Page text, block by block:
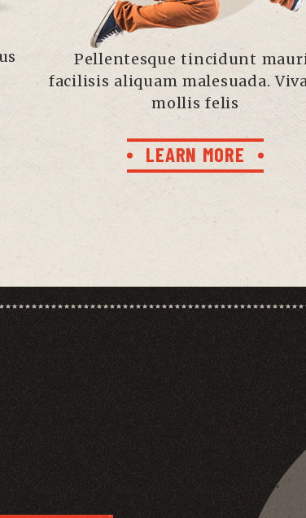
Pellentesque tincidunt
facilisis aliquam malesuada.
mollis felis
LEARN MORE